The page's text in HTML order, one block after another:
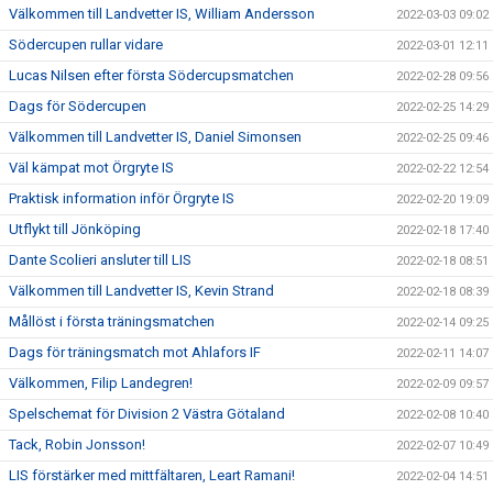
Välkommen till Landvetter IS, William Andersson 2022-03-03 09:02
Södercupen rullar vidare 2022-03-01 12:11
Lucas Nilsen efter första Södercupsmatchen 2022-02-28 09:56
Dags för Södercupen 2022-02-25 14:29
Välkommen till Landvetter IS, Daniel Simonsen 2022-02-25 09:46
Väl kämpat mot Örgryte IS 2022-02-22 12:54
Praktisk information inför Örgryte IS 2022-02-20 19:09
Utflykt till Jönköping 2022-02-18 17:40
Dante Scolieri ansluter till LIS 2022-02-18 08:51
Välkommen till Landvetter IS, Kevin Strand 2022-02-18 08:39
Mållöst i första träningsmatchen 2022-02-14 09:25
Dags för träningsmatch mot Ahlafors IF 2022-02-11 14:07
Välkommen, Filip Landegren! 2022-02-09 09:57
Spelschemat för Division 2 Västra Götaland 2022-02-08 10:40
Tack, Robin Jonsson! 2022-02-07 10:49
LIS förstärker med mittfältaren, Leart Ramani! 2022-02-04 14:51